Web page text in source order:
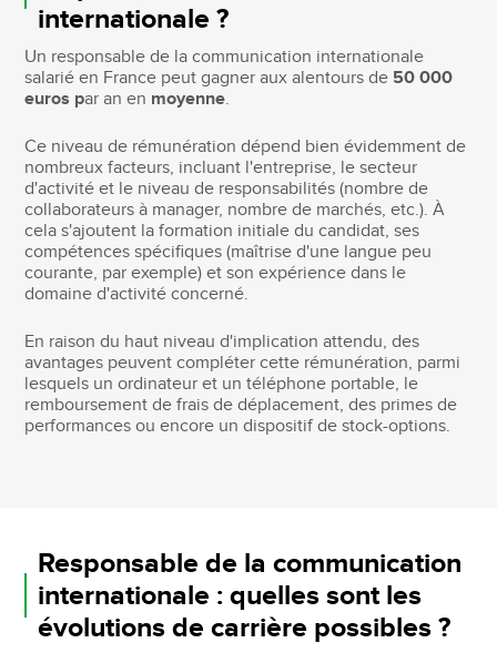
internationale ?
Un responsable de la communication internationale
salarié en France peut gagner aux alentours de 50 000
euros par an en moyenne.
Ce niveau de rémunération dépend bien évidemment de
nombreux facteurs, incluant l'entreprise, le secteur
d'activité et le niveau de responsabilités (nombre de
collaborateurs à manager, nombre de marchés, etc.). À
cela s'ajoutent la formation initiale du candidat, ses
compétences spécifiques (maîtrise d'une langue peu
courante, par exemple) et son expérience dans le
domaine d'activité concerné.
En raison du haut niveau d'implication attendu, des
avantages peuvent compléter cette rémunération, parmi
lesquels un ordinateur et un téléphone portable, le
remboursement de frais de déplacement, des primes de
performances ou encore un dispositif de stock-options.
Responsable de la communication
internationale : quelles sont les
évolutions de carrière possibles ?